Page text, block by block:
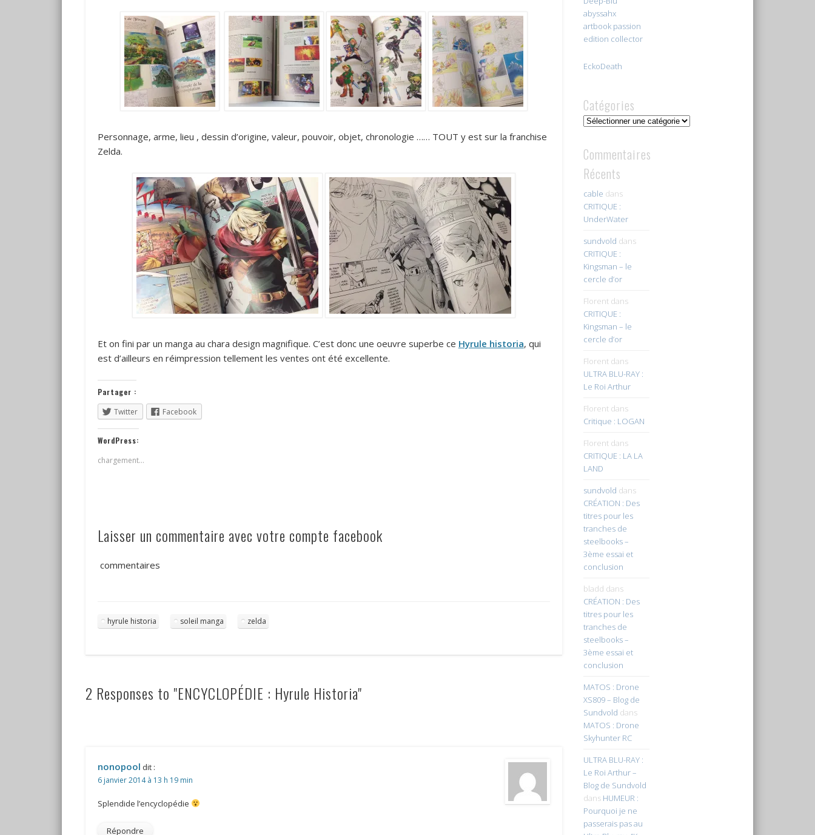
Personnage, arme, lieu , dessin d’origine, valeur, pouvoir, objet, chronologie …… TOUT y est sur la franchise
Zelda.
Et on fini par un manga au chara design magnifique. C’est donc une oeuvre superbe ce Hyrule historia, qui
est d’ailleurs en réimpression tellement les ventes ont été excellente.
Partager :
Twitter
Facebook
WordPress:
chargement…
Laisser un commentaire avec votre compte facebook
commentaires
hyrule historia soleil manga zelda
2 Responses to "ENCYCLOPÉDIE : Hyrule Historia"
nonopool dit :
6 janvier 2014 à 13 h 19 min
Splendide l’encyclopédie
Répondre
abyssahx
artbook passion
edition collector
EckoDeath
Catégories
Catégories
Commentaires
Récents
cable dans
CRITIQUE :
UnderWater
sundvold dans
CRITIQUE :
Kingsman – le
cercle d’or
Florentdans
CRITIQUE :
Kingsman – le
cercle d’or
Florentdans
ULTRA BLU-RAY :
Le Roi Arthur
Florentdans
Critique : LOGAN
Florentdans
CRITIQUE : LA LA
LAND
sundvold dans
CRÉATION : Des
titres pour les
tranches de
steelbooks –
3ème essai et
conclusion
bladd dans
CRÉATION : Des
titres pour les
tranches de
steelbooks –
3ème essai et
conclusion
MATOS : Drone
XS809 – Blog de
Sundvold dans
MATOS : Drone
Skyhunter RC
ULTRA BLU-RAY :
Le Roi Arthur –
Blog de Sundvold
dans HUMEUR :
Pourquoi je ne
passerais pas au